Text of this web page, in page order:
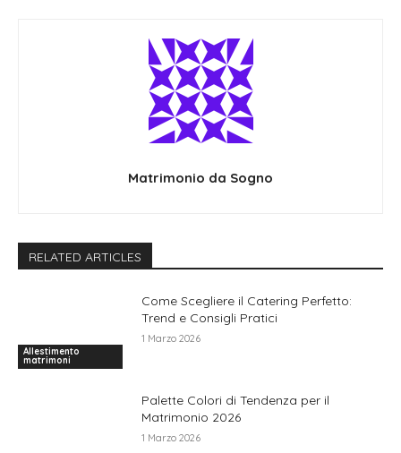
Matrimonio da Sogno
RELATED ARTICLES
Allestimento
matrimoni
Come Scegliere il Catering Perfetto:
Trend e Consigli Pratici
1 Marzo 2026
Palette Colori di Tendenza per il
Matrimonio 2026
1 Marzo 2026